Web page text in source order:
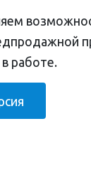
работе.